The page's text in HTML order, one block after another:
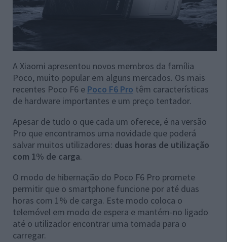
A Xiaomi apresentou novos membros da família
Poco, muito popular em alguns mercados. Os mais
recentes Poco F6 e Poco F6 Pro têm características
de hardware importantes e um preço tentador.
Apesar de tudo o que cada um oferece, é na versão
Pro que encontramos uma novidade que poderá
salvar muitos utilizadores: duas horas de utilização
com 1% de carga.
O modo de hibernação do Poco F6 Pro promete
permitir que o smartphone funcione por até duas
horas com 1% de carga. Este modo coloca o
telemóvel em modo de espera e mantém-no ligado
até o utilizador encontrar uma tomada para o
carregar.